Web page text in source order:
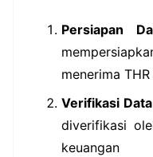
Persiapan
menerima THR
Verifikasi Data
diverifikasi
keuangan